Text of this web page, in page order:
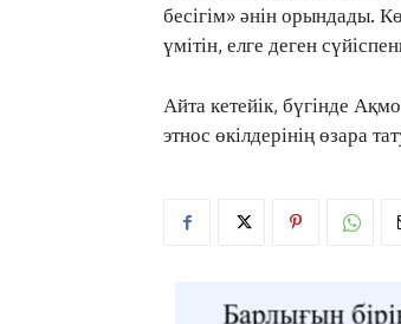
бесігім» әнін орындады.
үмітін, елге деген
Айта кетейік, бүгінде
этнос өкілдерінің өзара